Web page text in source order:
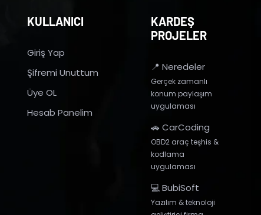
KULLANICI
Giriş Yap
Şifremi Unuttum
Üye OL
Hesab Panelim
KARDEŞ
PROJELER
📍 Neredeler
Gerçek zamanlı
konum paylaşım
uygulaması
🚗 CarCoding
OBD2 araç teşhis &
kodlama
uygulaması
💻 BubiSoft
Yazılım & teknoloji